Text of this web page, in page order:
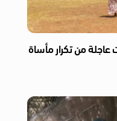
عاجلة من تكرار مأساة